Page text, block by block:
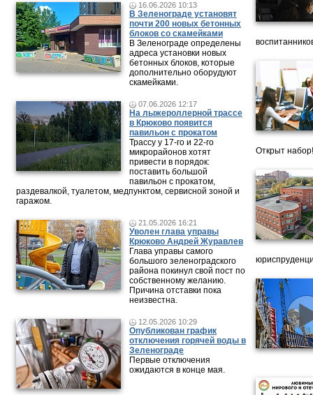
16.06.2026 10:13
В Зеленограде установят
почти 200 новых бетонных
блоков со скамейками
В Зеленограде определены
адреса установки новых
бетонных блоков, которые
дополнительно оборудуют
скамейками.
07.06.2026 12:17
На лыжероллерной трассе
в Крюково появится
павильон с прокатом
Трассу у 17-го и 22-го
микрорайонов хотят
привести в порядок:
поставить большой
павильон с прокатом,
раздевалкой, туалетом, медпунктом, сервисной зоной и
гаражом.
21.05.2026 16:21
Уволен глава управы
Крюково Андрей Журавлев
Глава управы самого
большого зеленоградского
района покинул свой пост по
собственному желанию.
Причина отставки пока
неизвестна.
12.05.2026 10:29
Опубликован график
отключения горячей воды в
Зеленограде
Первые отключения
ожидаются в конце мая.
Открыт набор!